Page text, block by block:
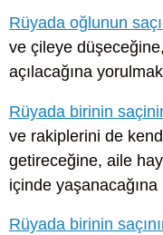
Rüyada oğlunun
ve çileye
açılacağına
Rüyada birinin
ve rakiplerini de
getireceğine, aile
içinde
Rüyada birinin